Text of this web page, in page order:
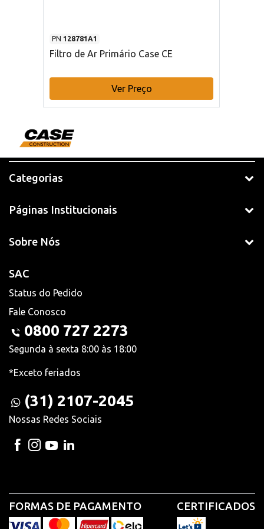
PN 128781A1
Filtro de Ar Primário Case CE
Ver Preço
Categorias
Páginas Institucionais
Sobre Nós
SAC
Status do Pedido
Fale Conosco
0800 727 2273
Segunda à sexta 8:00 às 18:00
*Exceto feriados
(31) 2107-2045
Nossas Redes Sociais
FORMAS DE PAGAMENTO CERTIFICADOS